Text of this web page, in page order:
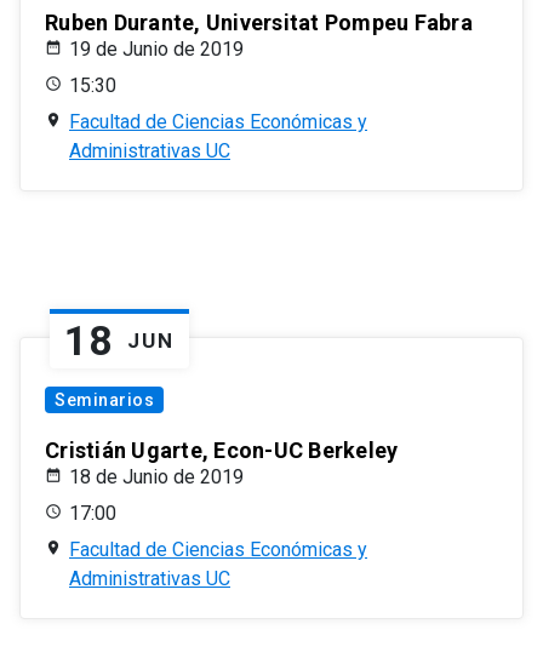
Ruben Durante, Universitat Pompeu Fabra
19 de Junio de 2019
15:30
Facultad de Ciencias Económicas y
Administrativas UC
18 JUN
Seminarios
Cristián Ugarte, Econ-UC Berkeley
18 de Junio de 2019
17:00
Facultad de Ciencias Económicas y
Administrativas UC